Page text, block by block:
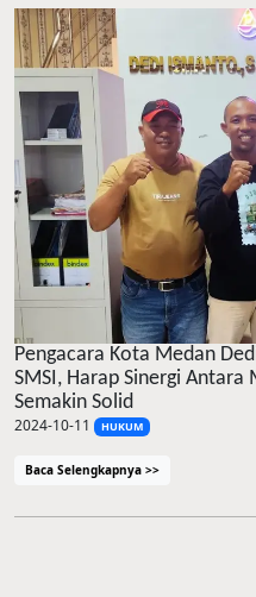
Pengacara Kota Medan
SMSI, Harap Sinergi Antara
Semakin Solid
2024-10-11 HUKUM
Baca Selengkapnya >>